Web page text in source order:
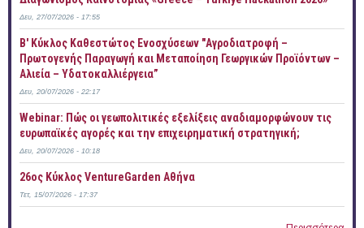
Δευ, 27/07/2026 - 17:55
B' Κύκλος Καθεστώτος Ενοσχύσεων "Αγροδιατροφή –
Πρωτογενής Παραγωγή και Μεταποίηση Γεωργικών Προϊόντων –
Αλιεία – Υδατοκαλλιέργεια”
Δευ, 20/07/2026 - 22:17
Webinar: Πώς οι γεωπολιτικές εξελίξεις αναδιαμορφώνουν τις
ευρωπαϊκές αγορές και την επιχειρηματική στρατηγική;
Δευ, 20/07/2026 - 10:18
26ος Κύκλος VentureGarden Αθήνα
Τετ, 15/07/2026 - 17:37